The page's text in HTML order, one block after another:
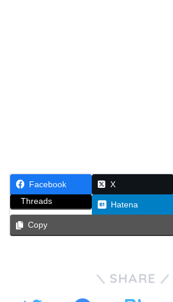
Facebook X
Threads
Hatena
Copy
SHARE